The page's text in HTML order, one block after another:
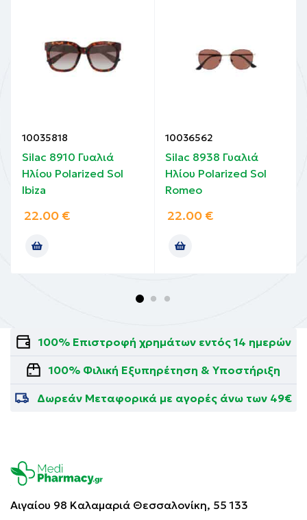
10035818
Silac 8910 Γυαλιά
Ηλίου Polarized Sol
Ibiza
22.00 €
10036562
Silac 8938 Γυαλιά
Ηλίου Polarized Sol
Romeo
22.00 €
100% Επιστροφή χρημάτων εντός 14 ημερών
100% Φιλική Εξυπηρέτηση & Υποστήριξη
Δωρεάν Μεταφορικά με αγορές άνω των 49€
Αιγαίου 98 Καλαμαριά Θεσσαλονίκη, 55 133